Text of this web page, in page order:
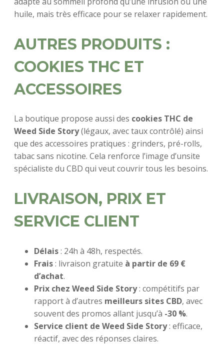
huile, mais très efficace pour se relaxer rapidement.
AUTRES PRODUITS :
COOKIES THC ET
ACCESSOIRES
La boutique propose aussi des cookies THC de
Weed Side Story(légaux, avec taux contrôlé) ainsi
que des accessoires pratiques : grinders, pré-rolls,
tabac sans nicotine. Cela renforce l’image d’unsite
spécialiste du CBD qui veut couvrir tous les besoins.
LIVRAISON, PRIX ET
SERVICE CLIENT
Délais: 24h à 48h, respectés.
Frais: livraison gratuite à partir de 69 €
d’achat.
Prix chez Weed Side Story: compétitifs par
rapport à d’autres meilleurs sites CBD, avec
souvent des promos allant jusqu’à -30 %.
Service client de Weed Side Story: efficace,
réactif, avec des réponses claires.